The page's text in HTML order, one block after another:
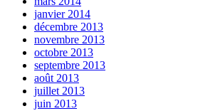
janvier 2014
décembre 2013
novembre 2013
octobre 2013
septembre 2013
août 2013
juillet 2013
juin 2013